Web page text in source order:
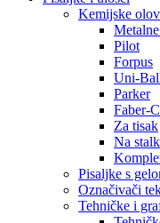
Kemijske
Pilot
Forpus
Uni-
Parker
Faber-
Za tisak
Na
Pisaljke s
Označivači
Tehničke i